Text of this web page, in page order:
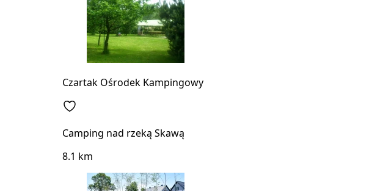
Czartak Ośrodek Kampingowy
Camping nad rzeką Skawą
8.1 km